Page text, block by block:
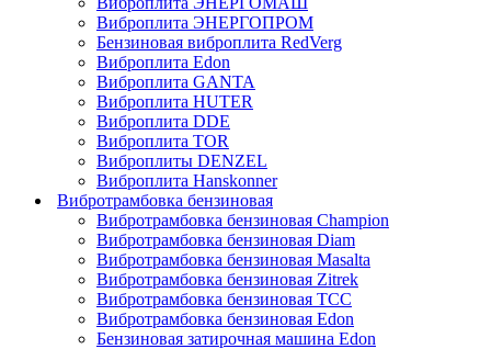
Виброплита ЭНЕРГОПРОМ
Бензиновая виброплита RedVerg
Виброплита Edon
Виброплита GANTA
Виброплита HUTER
Виброплита DDE
Виброплита TOR
Виброплиты DENZEL
Виброплита Hanskonner
Вибротрамбовка бензиновая
Вибротрамбовка бензиновая Champion
Вибротрамбовка бензиновая Diam
Вибротрамбовка бензиновая Masalta
Вибротрамбовка бензиновая Zitrek
Вибротрамбовка бензиновая ТСС
Вибротрамбовка бензиновая Edon
Бензиновая затирочная машина Edon